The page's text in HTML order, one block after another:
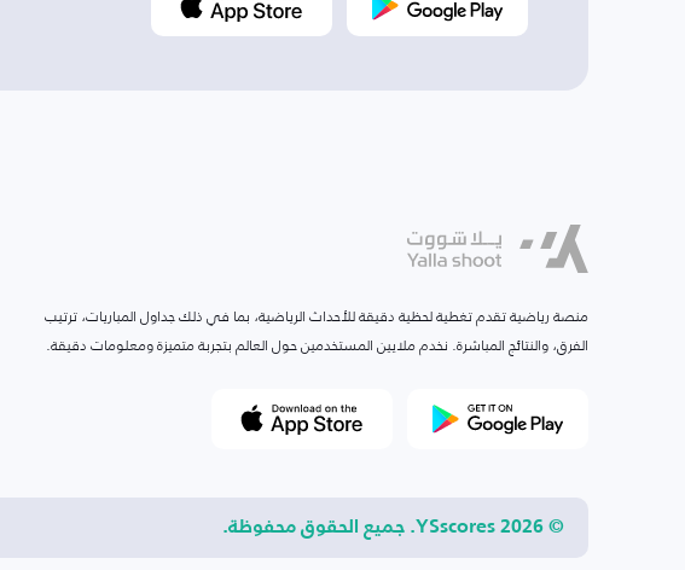
منصة رياضية تقدم تغطية لحظية دقيقة للأحداث الرياضية، بما في ذلك جداول المباريات، ترتيب
الفرق، والنتائج المباشرة. نخدم ملايين المستخدمين حول العالم بتجربة متميزة ومعلومات دقيقة.
© 2026 YSscores. جميع الحقوق محفوظة.